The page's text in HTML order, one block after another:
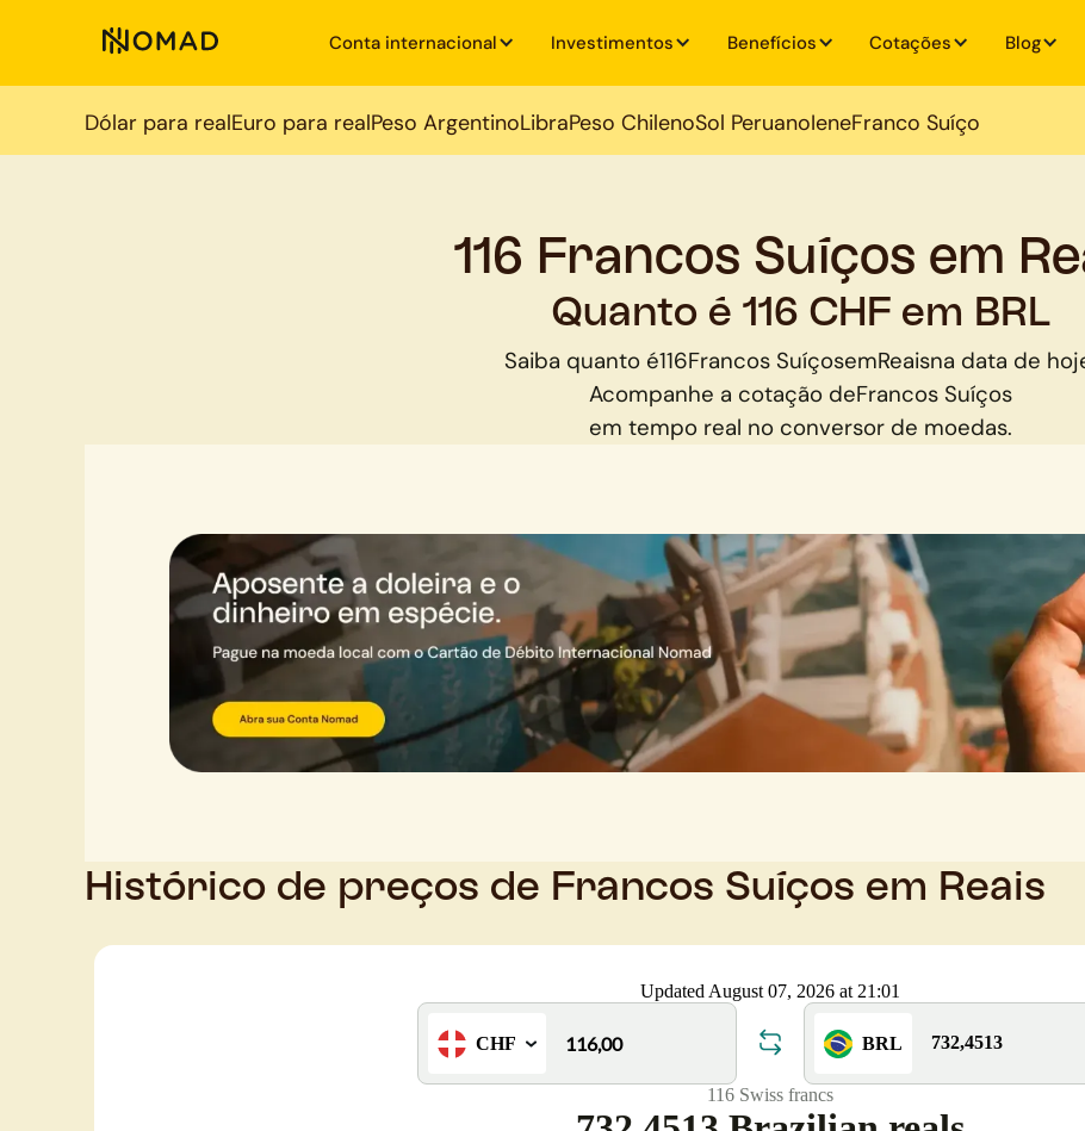
Conta internacional Investimentos Benefícios Cotações Blog
Dólar para realEuro para realPeso ArgentinoLibraPeso ChilenoSol PeruanoIeneFranco Suíço
116 Francos Suíços em
Quanto é 116 CHF em BRL
Saiba quanto é116Francos SuíçosemReaisna data de
Acompanhe a cotação deFrancos Suíços
em tempo real no conversor de moedas.
Histórico de preços de Francos Suíços em Reais